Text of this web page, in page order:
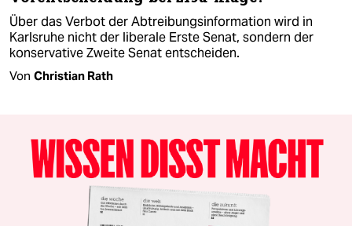
Über das Verbot der Abtreibungsinformation wird in
Karlsruhe nicht der liberale Erste Senat, sondern der
konservative Zweite Senat entscheiden.
Von Christian Rath